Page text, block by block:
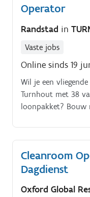
Operator
Randstad in
Vaste jobs
Online sinds 19
Wil je een
Turnhout met 38
loonpakket? Bouw
bedrijf.
Cleanroom
Dagdienst
Oxford Global